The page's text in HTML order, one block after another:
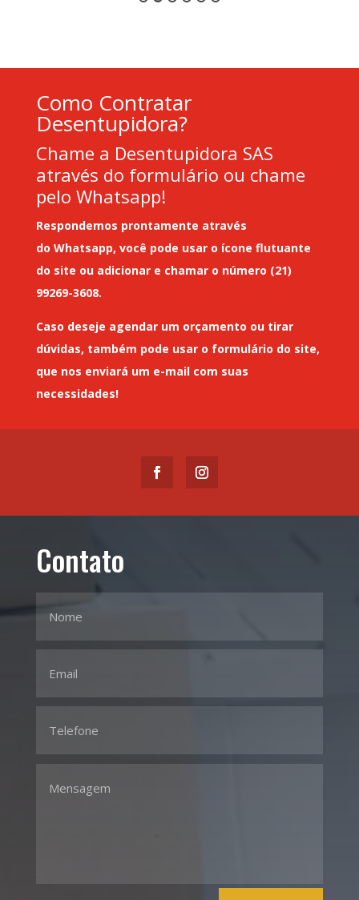
Como Contratar
Desentupidora?
Chame a Desentupidora SAS
através do formulário ou chame
pelo Whatsapp!
Respondemos prontamente através
do Whatsapp, você pode usar o ícone flutuante
do site ou adicionar e chamar o número (21)
99269-3608.
Caso deseje agendar um orçamento ou tirar
dúvidas, também pode usar o formulário do site,
que nos enviará um e-mailcom suas
necessidades!
Contato